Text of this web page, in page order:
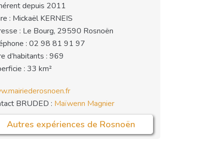
depuis 2011
: Mickaël KERNEIS
: Le Bourg, 29590 Rosnoën
: 02 98 81 91 97
d’habitants : 969
: 33 km²
BRUDED : Maïwenn Magnier
Autres expériences de Rosnoën